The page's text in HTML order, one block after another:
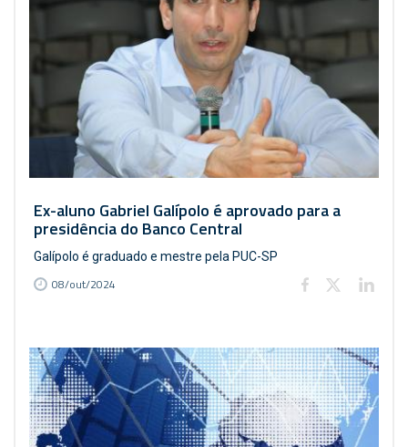
Ex-aluno Gabriel Galípolo é aprovado para a
presidência do Banco Central
Galípolo é graduado e mestre pela PUC-SP
08/out/2024